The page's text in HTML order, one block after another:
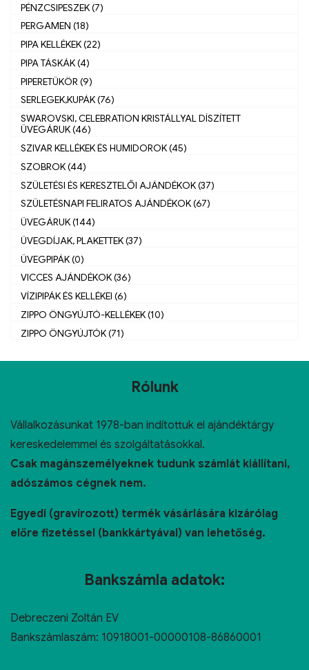
PÉNZCSIPESZEK (7)
PERGAMEN (18)
PIPA KELLÉKEK (22)
PIPA TÁSKÁK (4)
PIPERETÜKÖR (9)
SERLEGEK,KUPÁK (76)
SWAROVSKI, CELEBRATION KRISTÁLLYAL DÍSZÍTETT
ÜVEGÁRUK (46)
SZIVAR KELLÉKEK ÉS HUMIDOROK (45)
SZOBROK (44)
SZÜLETÉSI ÉS KERESZTELŐI AJÁNDÉKOK (37)
SZÜLETÉSNAPI FELIRATOS AJÁNDÉKOK (67)
ÜVEGÁRUK (144)
ÜVEGDÍJAK, PLAKETTEK (37)
ÜVEGPIPÁK (0)
VICCES AJÁNDÉKOK (36)
VÍZIPIPÁK ÉS KELLÉKEI (6)
ZIPPO ÖNGYÚJTÓ-KELLÉKEK (10)
ZIPPO ÖNGYÚJTÓK (71)
Rólunk
Vállalkozásunkat 1978-ban indítottuk el ajándéktárgy
kereskedelemmel és szolgáltatásokkal.
Csak magánszemélyeknek tudunk számlát kiállítani,
adószámos cégnek nem.
Egyedi (gravírozott) termék vásárlására kizárólag
előre fizetéssel (bankkártyával) van lehetőség.
Bankszámla adatok:
Debreczeni Zoltán EV
Bankszámlaszám: 10918001-00000108-86860001